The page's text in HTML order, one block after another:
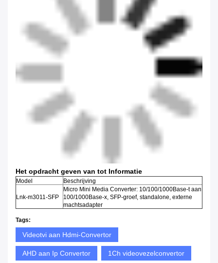
Het opdracht geven van tot Informatie
Model Beschrijving
Lnk-m3011-SFP
Micro Mini Media Converter: 10/100/1000Base-t aan
100/1000Base-x, SFP-groef, standalone, externe
machtsadapter
Tags:
Videotvi aan Hdmi-Convertor
AHD aan Ip Convertor 1Ch videovezelconvertor